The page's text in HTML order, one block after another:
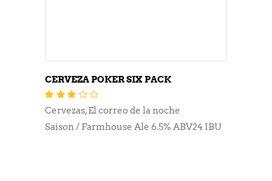
CERVEZA POKER SIX PACK
de 5
Cervezas,El correo de la noche
Saison / Farmhouse Ale 6.5% ABV24 IBU